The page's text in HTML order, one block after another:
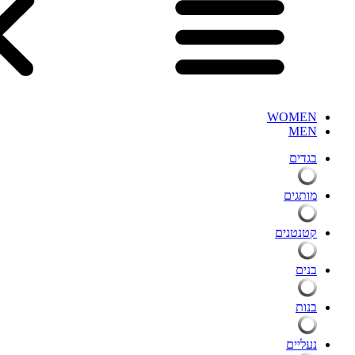
WOMEN
MEN
בגדים
מותגים
קטנטנים
בנים
בנות
נעליים